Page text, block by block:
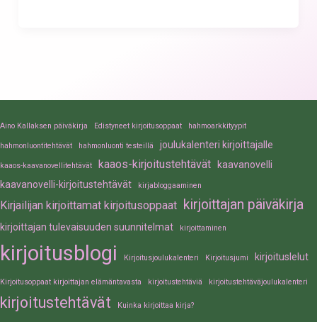
Aino Kallaksen päiväkirja Edistyneet kirjoitusoppaat hahmoarkkityypit
hahmonluontitehtävät hahmonluonti testeillä joulukalenteri kirjoittajalle
kaaos-kaavanovellitehtävät kaaos-kirjoitustehtävät
kaavanovelli
kaavanovelli-kirjoitustehtävät
kirjabloggaaminen
Kirjailijan kirjoittamat kirjoitusoppaat kirjoittajan päiväkirja
kirjoittajan tulevaisuuden suunnitelmat kirjoittaminen
kirjoitusblogi Kirjoitusjoulukalenteri Kirjoitusjumi kirjoituslelut
Kirjoitusoppaat kirjoittajan elämäntavasta kirjoitustehtäviä kirjoitustehtäväjoulukalenteri
kirjoitustehtävät Kuinka kirjoittaa kirja?